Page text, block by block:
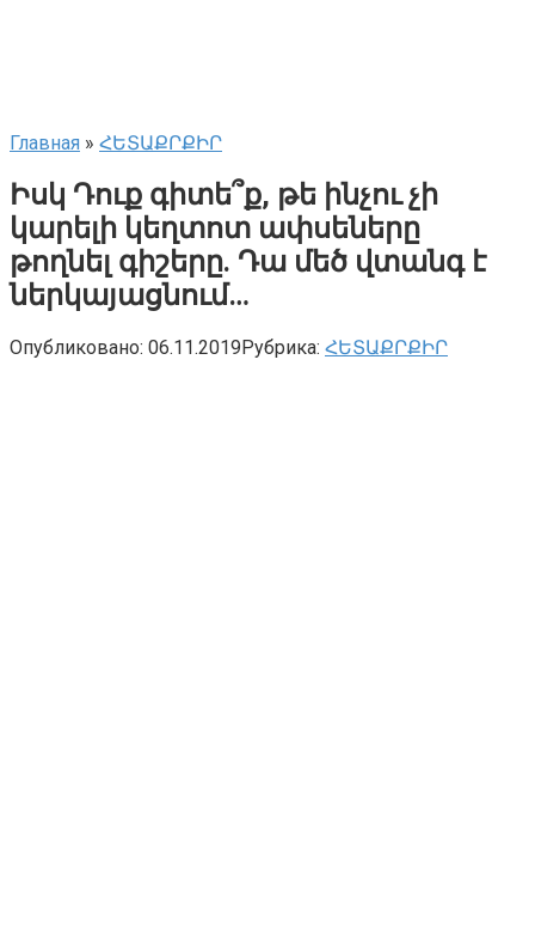
Главная » ՀԵՏԱՔՐՔԻՐ
Իսկ Դուք գիտե՞ք, թե ինչու չի
կարելի կեղտոտ ափսեները
թողնել գիշերը. Դա մեծ վտանգ է
ներկայացնում…
Опубликовано: 06.11.2019Рубрика: ՀԵՏԱՔՐՔԻՐ